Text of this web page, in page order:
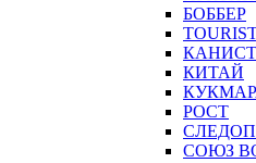
БОББЕР
КИТАЙ
РОСТ
СОЮЗ